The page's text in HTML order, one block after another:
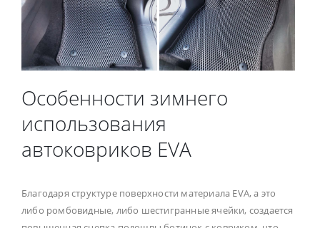
Особенности зимнего
использования
автоковриков EVA
Благодаря структуре поверхности материала EVA, а это
либо ромбовидные, либо шестигранные ячейки, создается